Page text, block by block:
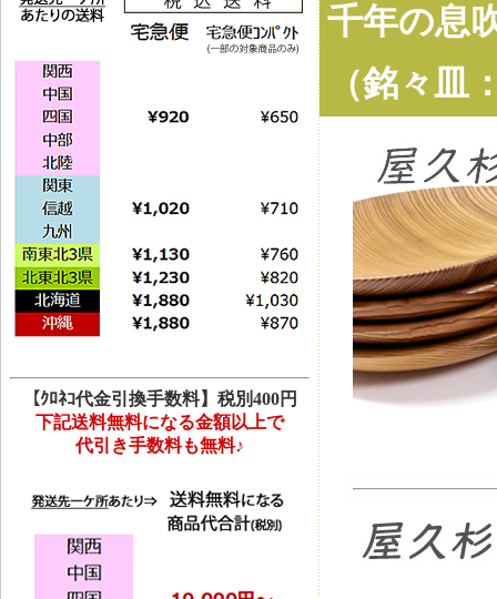
【ｸﾛﾈｺ代金引換手数料】税別400円
下記送料無料になる金額以上で
代引き手数料も無料♪
千年の息
（銘々皿